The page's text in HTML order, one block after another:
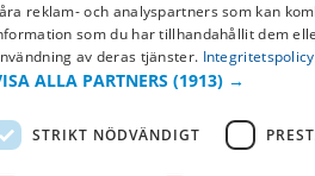
Vanliga frågor
Om oss
reklam- och analyspartners som kan
som du har tillhandahållit dem
av deras tjänster. Integritetspolicy
ALLA PARTNERS (1913) →
STRIKT NÖDVÄNDIGT